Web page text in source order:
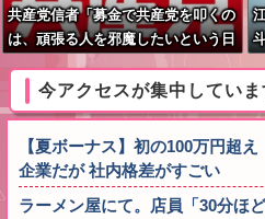
共産党信者「募金で共産党を叩くの
は、頑張る人を邪魔したいという日
本人らしい薄暗い欲望のせい」
今アクセスが集中していま
【夏ボーナス】初の100万円超
企業だが 社内格差がすごい
ラーメン屋にて。店員「30分ほ